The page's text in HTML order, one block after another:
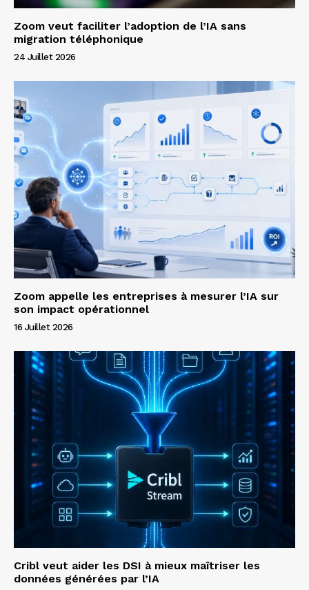
Zoom veut faciliter l’adoption de l’IA sans
migration téléphonique
24 Juillet 2026
Zoom appelle les entreprises à mesurer l’IA sur
son impact opérationnel
16 Juillet 2026
Cribl veut aider les DSI à mieux maîtriser les
données générées par l’IA